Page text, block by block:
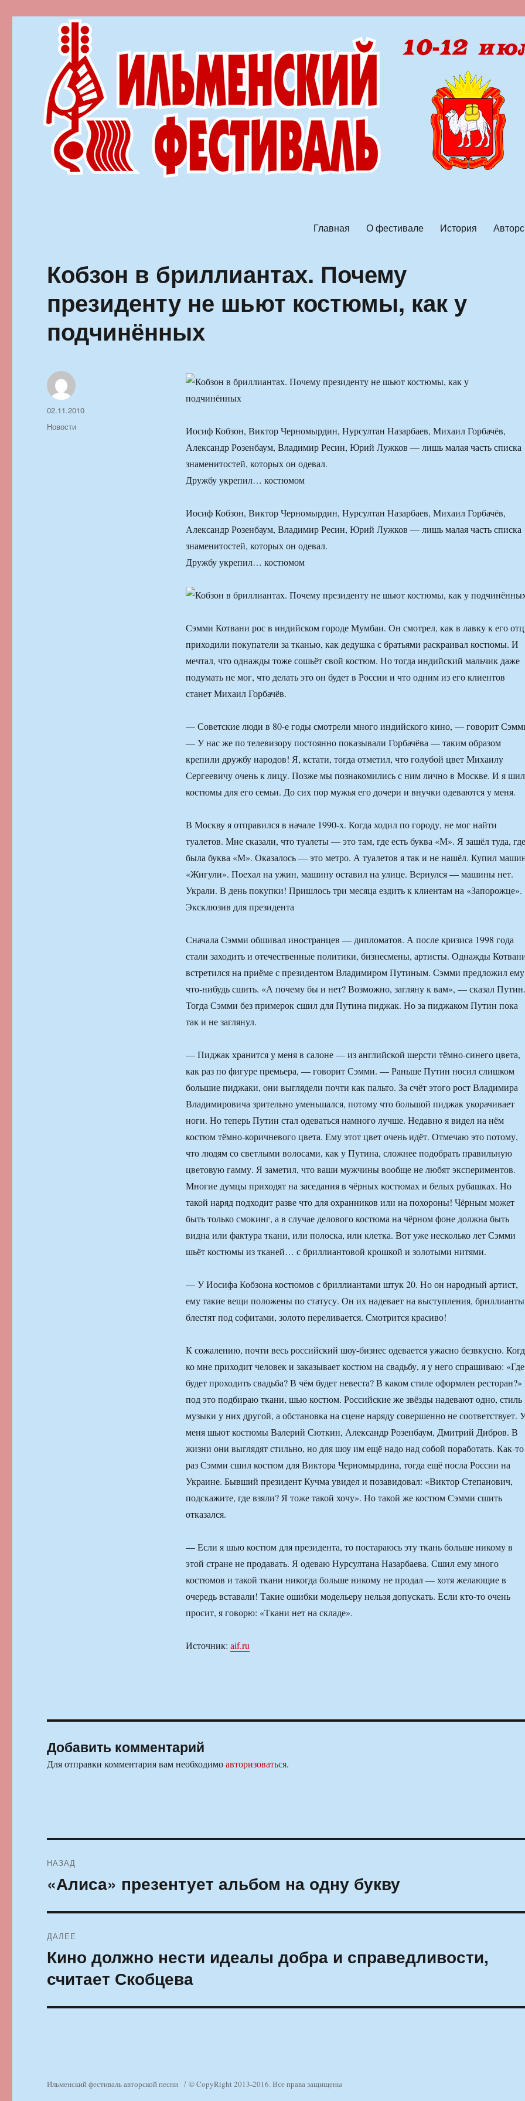
Главная О фестивале История
Кобзон в бриллиантах. Почему
президенту не шьют костюмы, как у
подчинённых
Иосиф Кобзон, Виктор Черномырдин, Нурсултан Назарбаев, Михаил Горбачёв,
Александр Розенбаум, Владимир Ресин, Юрий Лужков — лишь малая часть списка
знаменитостей, которых он одевал.
Дружбу укрепил… костюмом
Иосиф Кобзон, Виктор Черномырдин, Нурсултан Назарбаев, Михаил Горбачёв,
Александр Розенбаум, Владимир Ресин, Юрий Лужков — лишь малая часть списка
знаменитостей, которых он одевал.
Дружбу укрепил… костюмом
Сэмми Котвани рос в индийском городе Мумбаи. Он смотрел, как в лавку к его
приходили покупатели за тканью, как дедушка с братьями раскраивал костюмы. И
мечтал, что однажды тоже сошьёт свой костюм. Но тогда индийский мальчик даже
подумать не мог, что делать это он будет в России и что одним из его клиентов
станет Михаил Горбачёв.
— Советские люди в 80-е годы смотрели много индийского кино, — говорит
— У нас же по телевизору постоянно показывали Горбачёва — таким образом
крепили дружбу народов! Я, кстати, тогда отметил, что голубой цвет Михаилу
Сергеевичу очень к лицу. Позже мы познакомились с ним лично в Москве. И я шил
костюмы для его семьи. До сих пор мужья его дочери и внучки одеваются у меня.
В Москву я отправился в начале 1990-х. Когда ходил по городу, не мог найти
туалетов. Мне сказали, что туалеты — это там, где есть буква «М». Я зашёл туда, где
была буква «М». Оказалось — это метро. А туалетов я так и не нашёл. Купил
«Жигули». Поехал на ужин, машину оставил на улице. Вернулся — машины нет.
Украли. В день покупки! Пришлось три месяца ездить к клиентам на «Запорожце».
Эксклюзив для президента
Сначала Сэмми обшивал иностранцев — дипломатов. А после кризиса 1998 года
стали заходить и отечественные политики, бизнесмены, артисты. Однажды
встретился на приёме с президентом Владимиром Путиным. Сэмми предложил ему
что-нибудь сшить. «А почему бы и нет? Возможно, загляну к вам», — сказал Путин.
Тогда Сэмми без примерок сшил для Путина пиджак. Но за пиджаком Путин пока
так и не заглянул.
— Пиджак хранится у меня в салоне — из английской шерсти тёмно-синего цвета,
как раз по фигуре премьера, — говорит Сэмми. — Раньше Путин носил слишком
большие пиджаки, они выглядели почти как пальто. За счёт этого рост Владимира
Владимировича зрительно уменьшался, потому что большой пиджак укорачивает
ноги. Но теперь Путин стал одеваться намного лучше. Недавно я видел на нём
костюм тёмно-коричневого цвета. Ему этот цвет очень идёт. Отмечаю это потому,
что людям со светлыми волосами, как у Путина, сложнее подобрать правильную
цветовую гамму. Я заметил, что ваши мужчины вообще не любят экспериментов.
Многие думцы приходят на заседания в чёрных костюмах и белых рубашках. Но
такой наряд подходит разве что для охранников или на похороны! Чёрным может
быть только смокинг, а в случае делового костюма на чёрном фоне должна быть
видна или фактура ткани, или полоска, или клетка. Вот уже несколько лет Сэмми
шьёт костюмы из тканей… с бриллиантовой крошкой и золотыми нитями.
— У Иосифа Кобзона костюмов с бриллиантами штук 20. Но он народный артист,
ему такие вещи положены по статусу. Он их надевает на выступления, бриллианты
блестят под софитами, золото переливается. Смотрится красиво!
К сожалению, почти весь российский шоу-бизнес одевается ужасно безвкусно.
ко мне приходит человек и заказывает костюм на свадьбу, я у него спрашиваю: «Где
будет проходить свадьба? В чём будет невеста? В каком стиле оформлен
под это подбираю ткани, шью костюм. Российские же звёзды надевают одно, стиль
музыки у них другой, а обстановка на сцене наряду совершенно не соответствует.
меня шьют костюмы Валерий Сюткин, Александр Розенбаум, Дмитрий Дибров. В
жизни они выглядят стильно, но для шоу им ещё надо над собой поработать. Как-то
раз Сэмми сшил костюм для Виктора Черномырдина, тогда ещё посла России на
Украине. Бывший президент Кучма увидел и позавидовал: «Виктор Степанович,
подскажите, где взяли? Я тоже такой хочу». Но такой же костюм Сэмми сшить
отказался.
— Если я шью костюм для президента, то постараюсь эту ткань больше никому в
этой стране не продавать. Я одеваю Нурсултана Назарбаева. Сшил ему много
костюмов и такой ткани никогда больше никому не продал — хотя желающие в
очередь вставали! Такие ошибки модельеру нельзя допускать. Если кто-то очень
просит, я говорю: «Ткани нет на складе».
Источник: aif.ru
Автор
Опубликовано
02.11.2010
Рубрики
Новости
Добавить комментарий
Для отправки комментария вам необходимоавторизоваться.
по
НАЗАД
Предыдущая
«Алиса» презентует альбом на одну букву
ДАЛЕЕ
Следующая
Кино должно нести идеалы добра и справедливости,
считает Скобцева
Ильменский фестиваль авторской песни © CopyRight 2013-2016. Все права защищены